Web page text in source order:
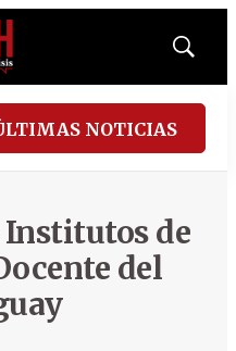
Mostrar
NOTICIAS
de
del